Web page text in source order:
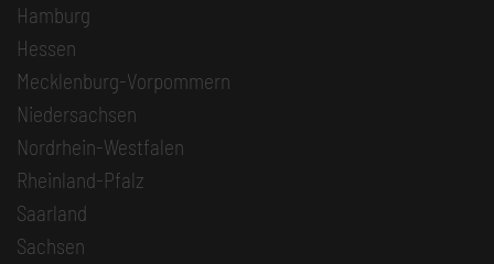
Hamburg
Hessen
Mecklenburg-Vorpommern
Niedersachsen
Nordrhein-Westfalen
Rheinland-Pfalz
Saarland
Sachsen